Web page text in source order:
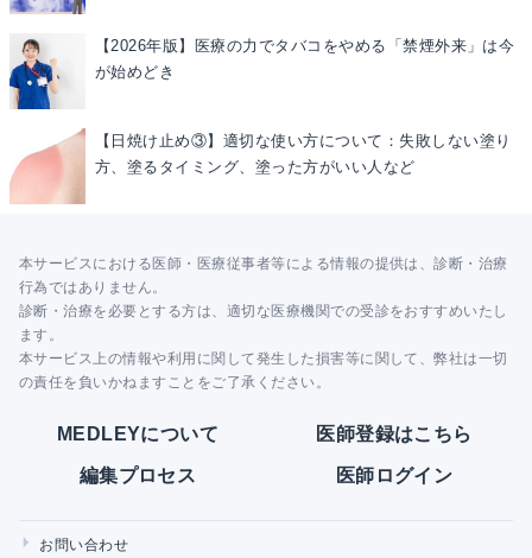
【2026年版】医療の力でタバコをやめる「禁煙外来」は今
が始めどき
【日焼け止め③】適切な使い方について：失敗しない塗り
方、塗るタイミング、塗った方がいい人など
本サービスにおける医師・医療従事者等による情報の提供は、診断・治療
行為ではありません。
診断・治療を必要とする方は、適切な医療機関での受診をおすすめいたし
ます。
本サービス上の情報や利用に関して発生した損害等に関して、弊社は一切
の責任を負いかねますことをご了承ください。
MEDLEYについて 医師登録はこちら
編集プロセス 医師ログイン
お問い合わせ